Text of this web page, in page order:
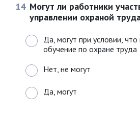
14 Могут ли работники
управлении охраной
Да, могут при условии,
обучение по охране труда
Нет, не могут
Да, могут